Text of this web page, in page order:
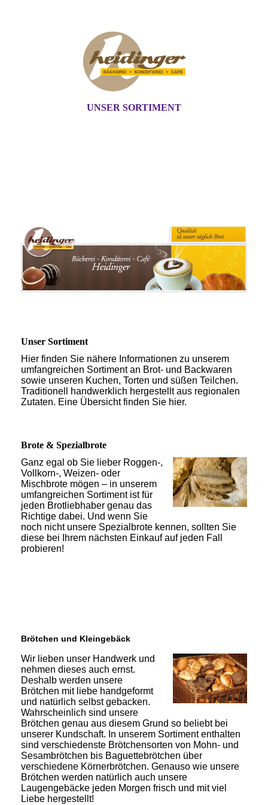
UNSER SORTIMENT
Unser Sortiment
Hier finden Sie nähere Informationen zu unserem
umfangreichen Sortiment an Brot- und Backwaren
sowie unseren Kuchen, Torten und süßen Teilchen.
Traditionell handwerklich hergestellt aus regionalen
Zutaten. Eine Übersicht finden Sie hier.
Brote & Spezialbrote
Ganz egal ob Sie lieber Roggen-,
Vollkorn-, Weizen- oder
Mischbrote mögen – in unserem
umfangreichen Sortiment ist für
jeden Brotliebhaber genau das
Richtige dabei. Und wenn Sie
noch nicht unsere Spezialbrote kennen, sollten Sie
diese bei Ihrem nächsten Einkauf auf jeden Fall
probieren!
Brötchen und Kleingebäck
Wir lieben unser Handwerk und
nehmen dieses auch ernst.
Deshalb werden unsere
Brötchen mit liebe handgeformt
und natürlich selbst gebacken.
Wahrscheinlich sind unsere
Brötchen genau aus diesem Grund so beliebt bei
unserer Kundschaft. In unserem Sortiment enthalten
sind verschiedenste Brötchensorten von Mohn- und
Sesambrötchen bis Baguettebrötchen über
verschiedene Körnerbrötchen. Genauso wie unsere
Brötchen werden natürlich auch unsere
Laugengebäcke jeden Morgen frisch und mit viel
Liebe hergestellt!